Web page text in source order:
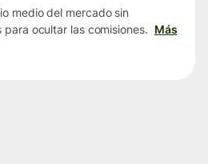
medio del mercado sin
ocultar las comisiones. Más